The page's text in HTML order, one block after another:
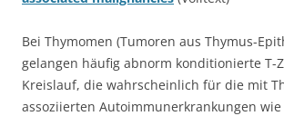
Bei Thymomen (Tumoren aus Thymus-
gelangen häufig abnorm konditionierte T-
Kreislauf, die wahrscheinlich für die mit
assoziierten Autoimmunerkrankungen